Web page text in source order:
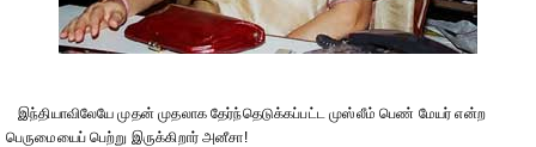
இந்தியாவிலேயே முதன் முதலாக தேர்ந்தெடுக்கப்பட்ட முஸ்லீம் பெண் மேயர் என்ற
பெருமையைப் பெற்று இருக்கிறார் அனீசா!